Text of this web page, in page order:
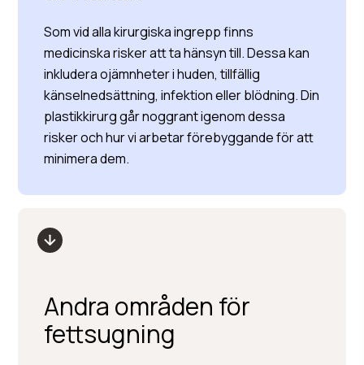
Som vid alla kirurgiska ingrepp finns
medicinska risker att ta hänsyn till. Dessa kan
inkludera ojämnheter i huden, tillfällig
känselnedsättning, infektion eller blödning. Din
plastikkirurg går noggrant igenom dessa
risker och hur vi arbetar förebyggande för att
minimera dem.
Andra områden för
fettsugning